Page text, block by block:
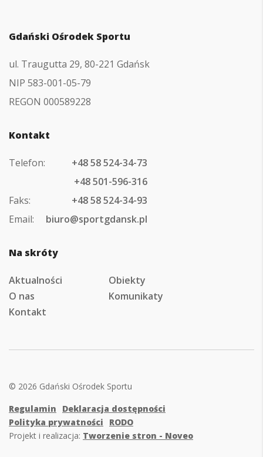
Gdański Ośrodek Sportu
ul. Traugutta 29, 80-221 Gdańsk
NIP 583-001-05-79
REGON 000589228
Kontakt
Telefon:
+48 58 524-34-73
+48 501-596-316
Faks:
+48 58 524-34-93
Email:
biuro@sportgdansk.pl
Na skróty
Aktualności
Obiekty
O nas
Komunikaty
Kontakt
© 2026 Gdański Ośrodek Sportu
Regulamin
Deklaracja dostępności
Polityka prywatności
RODO
Projekt i realizacja: Tworzenie stron - Noveo